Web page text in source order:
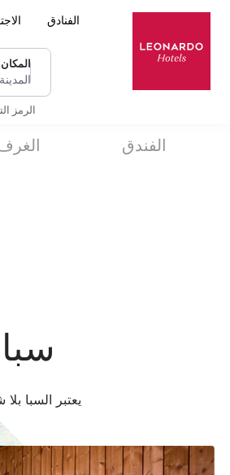
الفنادق
المكان
الرمز
الفندق
يعتبر السبا